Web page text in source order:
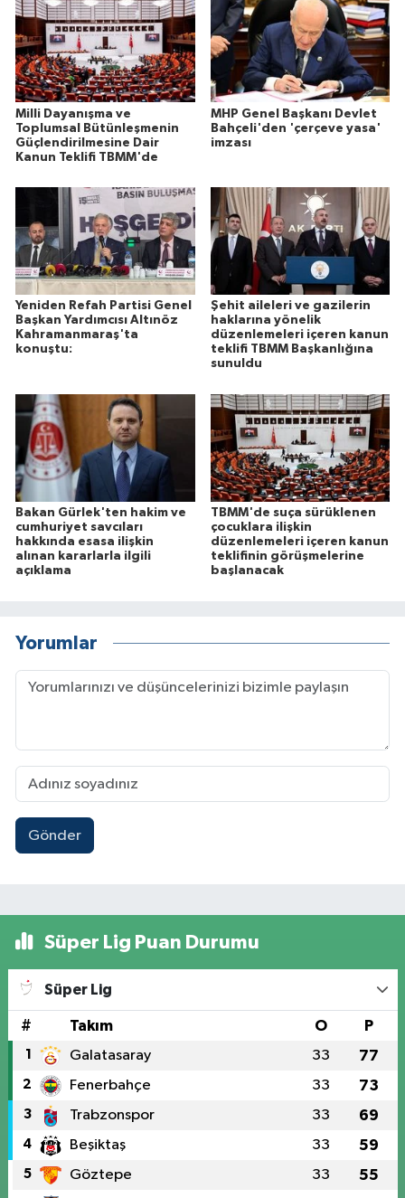
Milli Dayanışma ve
Toplumsal Bütünleşmenin
Güçlendirilmesine Dair
Kanun Teklifi TBMM'de
MHP Genel Başkanı Devlet
Bahçeli'den 'çerçeve yasa'
imzası
Yeniden Refah Partisi Genel
Başkan Yardımcısı Altınöz
Kahramanmaraş'ta
konuştu:
Şehit aileleri ve gazilerin
haklarına yönelik
düzenlemeleri içeren kanun
teklifi TBMM Başkanlığına
sunuldu
Bakan Gürlek'ten hakim ve
cumhuriyet savcıları
hakkında esasa ilişkin
alınan kararlarla ilgili
açıklama
TBMM'de suça sürüklenen
çocuklara ilişkin
düzenlemeleri içeren kanun
teklifinin görüşmelerine
başlanacak
Yorumlar
Gönder
Süper Lig Puan Durumu
Süper Lig
# Takım O P
1 Galatasaray 33 77
2 Fenerbahçe 33 73
3 Trabzonspor 33 69
4 Beşiktaş 33 59
5 Göztepe 33 55